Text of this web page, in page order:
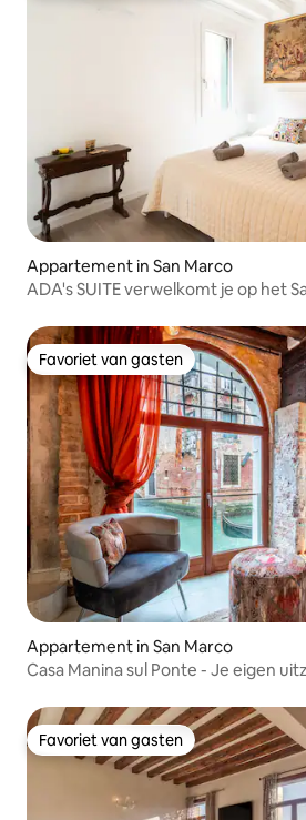
Appartement in San Marco
ADA's SUITE verwelkomt je op het
Favoriet van gasten
Favoriet van gasten
Appartement in San Marco
Casa Manina sul Ponte - Je eigen
Favoriet van gasten
Favoriet van gasten